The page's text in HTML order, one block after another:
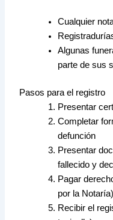
Cualquier
Algunas
parte de sus
Pasos para el registro
Presentar
Completar
defunción
Presentar
fallecido y
Pagar
por la Notaría)
Recibir el